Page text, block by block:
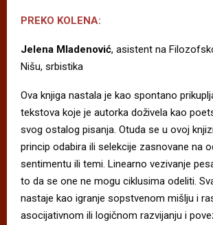
PREKO KOLENA:
Jelena Mladenović, asistent na
Nišu, srbistika
Ova knjiga nastala je kao spontano
tekstova koje je autorka doživela kao
svog ostalog pisanja. Otuda se u ovoj
princip odabira ili selekcije zasnovane na
sentimentu ili temi. Linearno vezivanje
to da se one ne mogu ciklusima odeliti.
nastaje kao igranje sopstvenom mišlju i
asocijativnom ili logičnom razvijanju i